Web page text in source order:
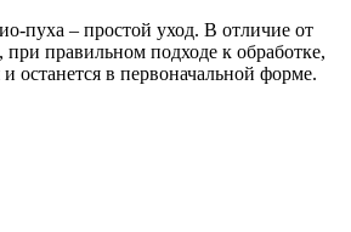
пуха – простой уход. В отличие от
при правильном подходе к обработке,
и останется в первоначальной форме.